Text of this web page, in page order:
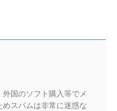
国のソフト購入等でメ
スパムは非常に迷惑な